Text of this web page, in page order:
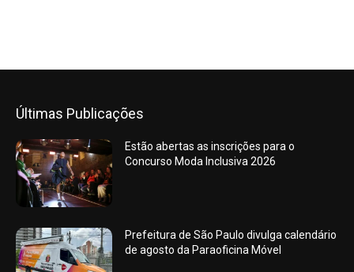
Últimas Publicações
Estão abertas as inscrições para o
Concurso Moda Inclusiva 2026
Prefeitura de São Paulo divulga calendário
de agosto da Paraoficina Móvel